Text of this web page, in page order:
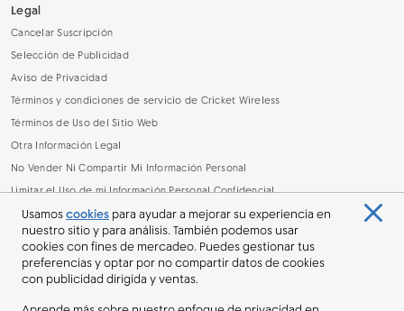
Usamoscookies para ayudar a mejorar su experiencia en
nuestro sitio y para análisis. También podemos usar
cookies con fines de mercadeo. Puedes gestionar tus
preferencias y optar por no compartir datos de cookies
con publicidad dirigida y ventas.
Legal
Cancelar Suscripción
Selección de Publicidad
Aviso de Privacidad
Términos y condiciones de servicio de Cricket Wireless
Términos de Uso del Sitio Web
Otra Información Legal
No Vender Ni Compartir Mi Información Personal
Limitar el Uso de mi Información Personal Confidencial
Archivo de Lectura de Datos sobre la Banda Ancha (.CSV)